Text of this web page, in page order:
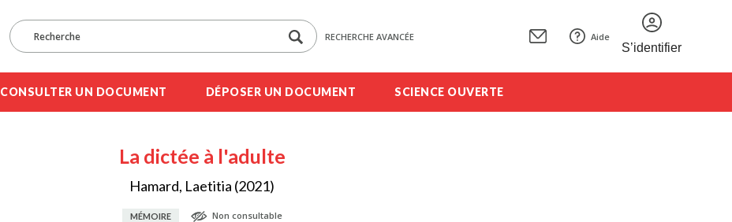
RECHERCHE AVANCÉE Aide
S’identifier
CONSULTER UN DOCUMENT DÉPOSER UN DOCUMENT SCIENCE OUVERTE
La dictée à l'adulte
Hamard, Laetitia (2021)
MÉMOIRE Non consultable